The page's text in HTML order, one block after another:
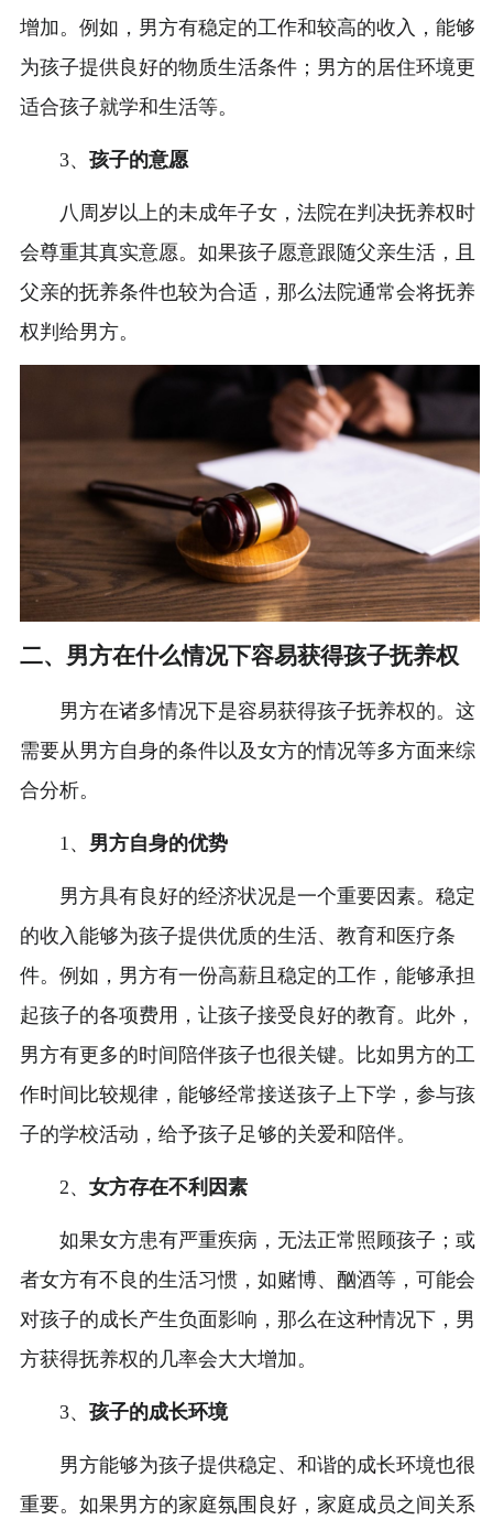
增加。例如，男方有稳定的工作和较高的收入，能够
为孩子提供良好的物质生活条件；男方的居住环境更
适合孩子就学和生活等。
3、 孩子的意愿
八周岁以上的未成年子女，法院在判决抚养权时
会尊重其真实意愿。如果孩子愿意跟随父亲生活，且
父亲的抚养条件也较为合适，那么法院通常会将抚养
权判给男方。
二、男方在什么情况下容易获得孩子抚养权
男方在诸多情况下是容易获得孩子抚养权的。这
需要从男方自身的条件以及女方的情况等多方面来综
合分析。
1、 男方自身的优势
男方具有良好的经济状况是一个重要因素。稳定
的收入能够为孩子提供优质的生活、教育和医疗条
件。例如，男方有一份高薪且稳定的工作，能够承担
起孩子的各项费用，让孩子接受良好的教育。此外，
男方有更多的时间陪伴孩子也很关键。比如男方的工
作时间比较规律，能够经常接送孩子上下学，参与孩
子的学校活动，给予孩子足够的关爱和陪伴。
2、 女方存在不利因素
如果女方患有严重疾病，无法正常照顾孩子；或
者女方有不良的生活习惯，如赌博、酗酒等，可能会
对孩子的成长产生负面影响，那么在这种情况下，男
方获得抚养权的几率会大大增加。
3、 孩子的成长环境
男方能够为孩子提供稳定、和谐的成长环境也很
重要。如果男方的家庭氛围良好，家庭成员之间关系